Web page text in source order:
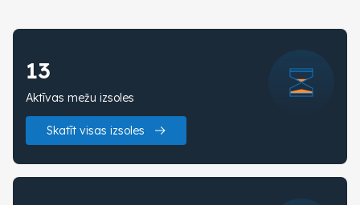
13
Aktīvas mežu izsoles
Skatīt visas izsoles